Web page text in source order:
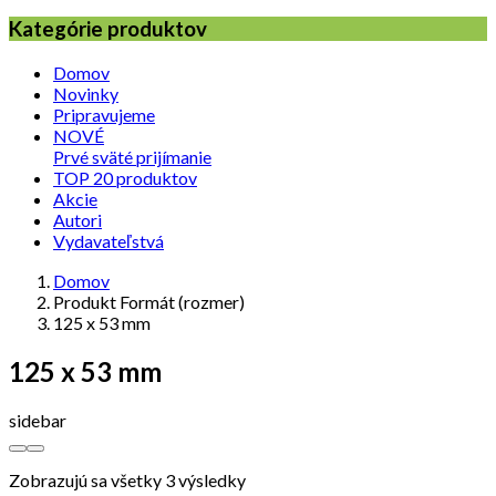
Kategórie produktov
Domov
Novinky
Pripravujeme
NOVÉ
Prvé sväté prijímanie
TOP 20 produktov
Akcie
Autori
Vydavateľstvá
Domov
Produkt Formát (rozmer)
125 x 53 mm
125 x 53 mm
sidebar
Zobrazujú sa všetky 3 výsledky